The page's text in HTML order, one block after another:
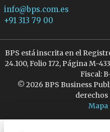
info@bps.com.es
+91 313 79 00
BPS está inscrita en el
24.100, Folio 172, Página M-
Fiscal:
© 2026 BPS Business
derechos
Mapa